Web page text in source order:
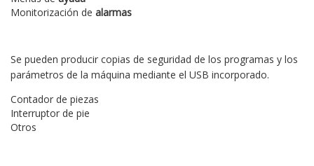
Monitorización de alarmas
Se pueden producir copias de seguridad de los programas y los
parámetros de la máquina mediante el USB incorporado.
Contador de piezas
Interruptor de pie
Otros